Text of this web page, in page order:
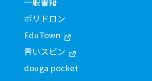
ポリドロン
EduTown
青いスピン
douga pocket